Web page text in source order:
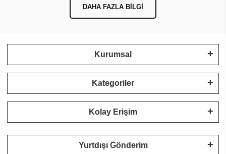
DAHA FAZLA BILGI
Kurumsal
Kategoriler
Kolay Erişim
Yurtdışı Gönderim